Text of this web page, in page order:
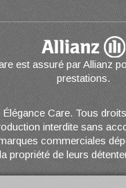
est assuré par Allianz
prestations.
Care. Tous
interdite sans
commerciales
propriété de leurs